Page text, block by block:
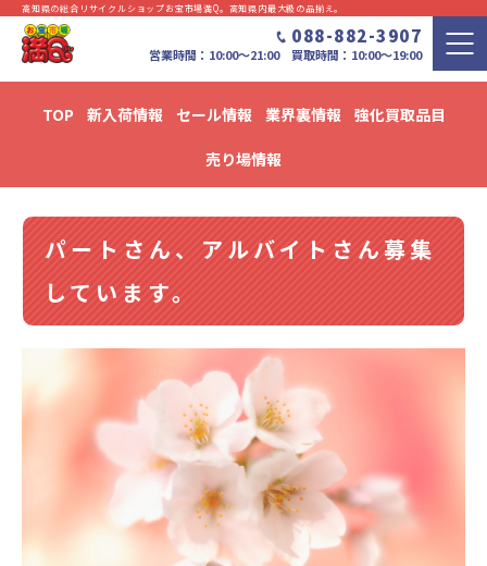
高知県の総合リサイクルショップお宝市場満Q。⾼知県内最⼤級の品揃え。
088-882-3907
営業時間：10:00〜21:00 買取時間：10:00～19:00
TOP 新入荷情報 セール情報 業界裏情報 強化買取品目
売り場情報
新入荷・セール情報・リユース情報 ブログ
パートさん、アルバイトさん募集
しています。